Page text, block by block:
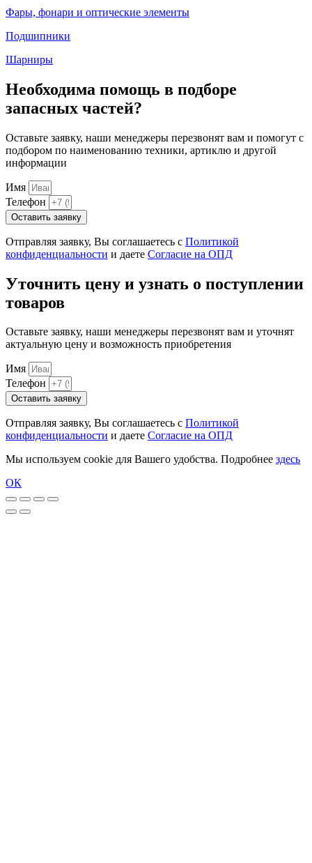
Фары, фонари и оптические элементы
Подшипники
Шарниры
Необходима помощь в подборе
запасных частей?
Оставьте заявку, наши менеджеры перезвонят вам и помогут с
подбором по наименованию техники, артиклю и другой
информации
Имя
Телефон
Оставить заявку
Отправляя заявку, Вы соглашаетесь с Политикой
конфиденциальности и даете Согласие на ОПД
Уточнить цену и узнать о поступлении
товаров
Оставьте заявку, наши менеджеры перезвонят вам и уточнят
актуальную цену и возможность приобретения
Имя
Телефон
Оставить заявку
Отправляя заявку, Вы соглашаетесь с Политикой
конфиденциальности и даете Согласие на ОПД
Мы используем cookie для Вашего удобства. Подробнее здесь
ОК